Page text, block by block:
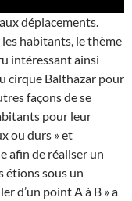
déplacements.
habitants, le thème
intéressant ainsi
cirque Balthazar pour
façons de se
pour leur
ou durs » et
afin de réaliser un
étions sous un
d’un point A à B » a